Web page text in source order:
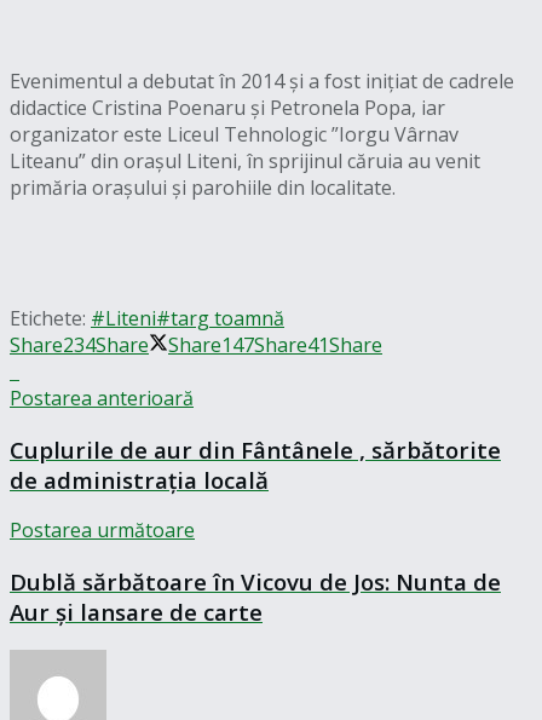
Evenimentul a debutat în 2014 și a fost inițiat de cadrele
didactice Cristina Poenaru și Petronela Popa, iar
organizator este Liceul Tehnologic ”Iorgu Vârnav
Liteanu” din orașul Liteni, în sprijinul căruia au venit
primăria orașului și parohiile din localitate.
Etichete: #Liteni#targ toamnă
Share234Share Share147Share41Share
Postarea anterioară
Cuplurile de aur din Fântânele , sărbătorite
de administrația locală
Postarea următoare
Dublă sărbătoare în Vicovu de Jos: Nunta de
Aur și lansare de carte